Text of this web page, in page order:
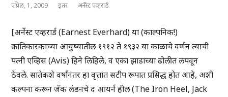
एप्रिल, 1, 2009 इतर अर्नेस्ट एव्हरार्ड
[अर्नेस्ट एव्हरार्ड (Earnest Everhard) या (काल्पनिक!)
क्रांतिकारकाच्या आयुष्यातील १९१२ ते १९३२ या काळाचे वर्णन त्याची
पत्नी एव्हिस (Avis) हिने लिहिले, व एका झाडाच्या ढोलीत लपवून
ठेवले. सातेकशे वर्षांनंतर हा वृत्तांत सटीप रूपात प्रसिद्ध होत आहे, अशी
कल्पना करून जॅक लंडनचे द आयर्न हील (The Iron Heel, Jack